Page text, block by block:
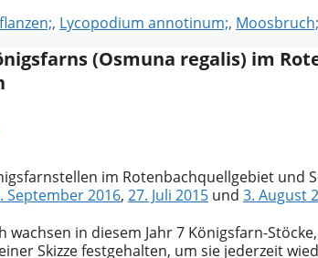
, Lycopodium annotinum;, Moosbruch;
(Osmuna regalis) im
im Rotenbachquellgebiet und
September 2016, 27. Juli 2015 und 3. August
in diesem Jahr 7 Königsfarn-
Skizze festgehalten, um sie jederzeit